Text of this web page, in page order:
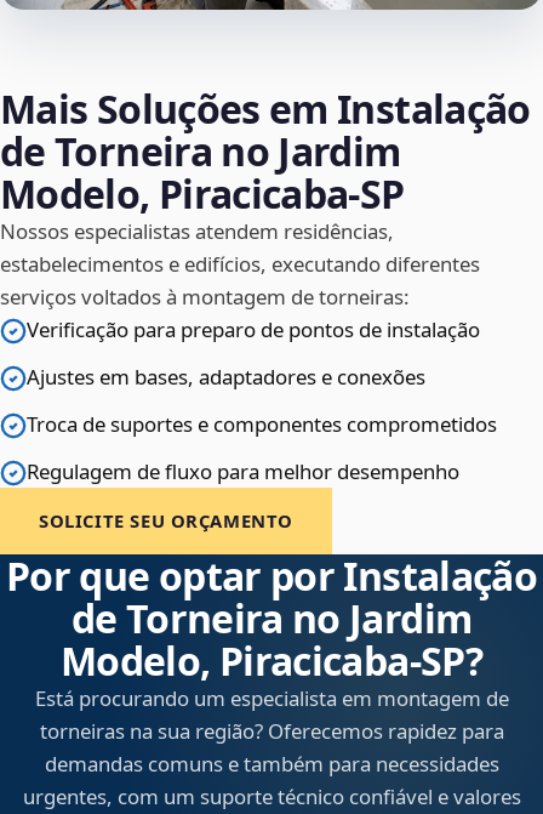
Mais Soluções em Instalação
de Torneira no Jardim
Modelo, Piracicaba‑SP
Nossos especialistas atendem residências,
estabelecimentos e edifícios, executando diferentes
serviços voltados à montagem de torneiras:
Verificação para preparo de pontos de instalação
Ajustes em bases, adaptadores e conexões
Troca de suportes e componentes comprometidos
Regulagem de fluxo para melhor desempenho
SOLICITE SEU ORÇAMENTO
Por que optar por Instalação
de Torneira no Jardim
Modelo, Piracicaba‑SP?
Está procurando um especialista em montagem de
torneiras na sua região? Oferecemos rapidez para
demandas comuns e também para necessidades
urgentes, com um suporte técnico confiável e valores